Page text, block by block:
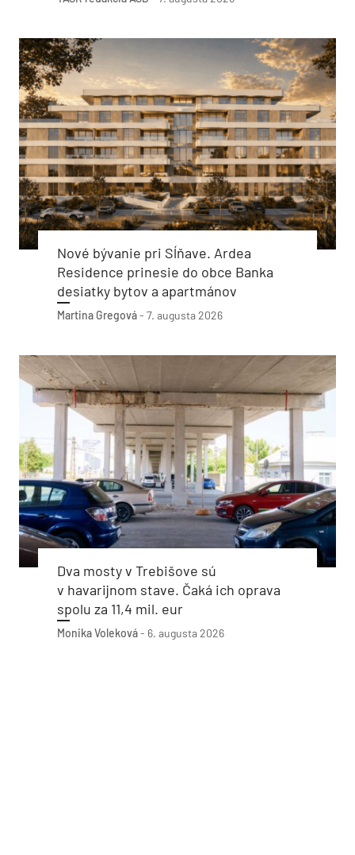
Nové bývanie pri Sĺňave. Ardea
Residence prinesie do obce Banka
desiatky bytov a apartmánov
Martina Gregová- 7. augusta 2026
Dva mosty v Trebišove sú
v havarijnom stave. Čaká ich oprava
spolu za 11,4 mil. eur
Monika Voleková- 6. augusta 2026